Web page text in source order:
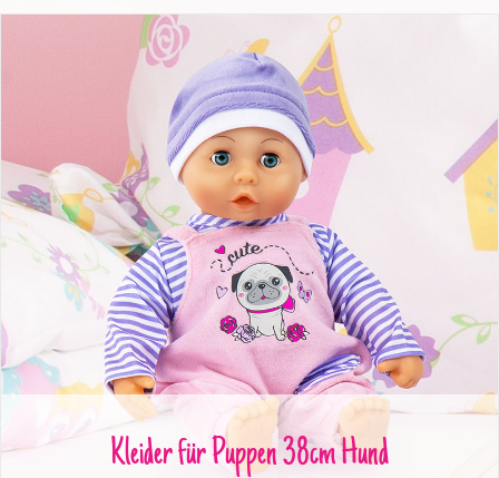
Kleider für Puppen 38cm Hund
Kleider für Puppen 38cm Hund